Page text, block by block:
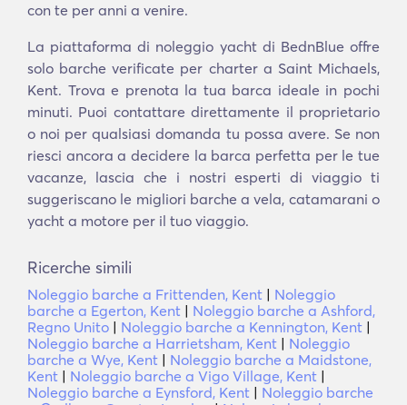
con te per anni a venire.
La piattaforma di noleggio yacht di BednBlue offre
solo barche verificate per charter a Saint Michaels,
Kent. Trova e prenota la tua barca ideale in pochi
minuti. Puoi contattare direttamente il proprietario
o noi per qualsiasi domanda tu possa avere. Se non
riesci ancora a decidere la barca perfetta per le tue
vacanze, lascia che i nostri esperti di viaggio ti
suggeriscano le migliori barche a vela, catamarani o
yacht a motore per il tuo viaggio.
Ricerche simili
Noleggio barche a Frittenden, Kent | Noleggio
barche a Egerton, Kent | Noleggio barche a Ashford,
Regno Unito | Noleggio barche a Kennington, Kent |
Noleggio barche a Harrietsham, Kent | Noleggio
barche a Wye, Kent | Noleggio barche a Maidstone,
Kent | Noleggio barche a Vigo Village, Kent |
Noleggio barche a Eynsford, Kent | Noleggio barche